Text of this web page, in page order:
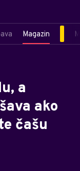
Magazin
a
ako
čašu